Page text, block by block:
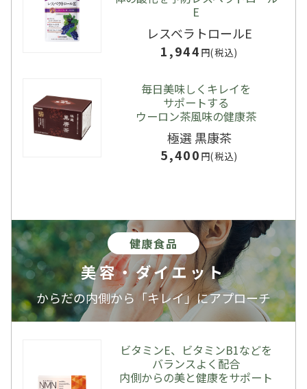
E
レスベラトロールE
1,944 円(税込)
毎日美味しくキレイを
サポートする
ウーロン茶風味の健康茶
極選 黒康茶
5,400 円(税込)
健康食品
美容・ダイエット
からだの内側から「キレイ」にアプローチ
ビタミンE、ビタミンB1などを
バランスよく配合
内側からの美と健康をサポート